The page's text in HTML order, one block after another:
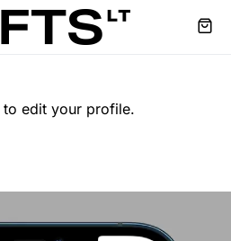
edit your profile.